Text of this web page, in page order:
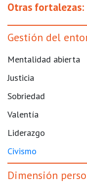
Otras fortalezas:
Gestión del
Mentalidad abierta
Justicia
Sobriedad
Valentía
Liderazgo
Civismo
Dimensión